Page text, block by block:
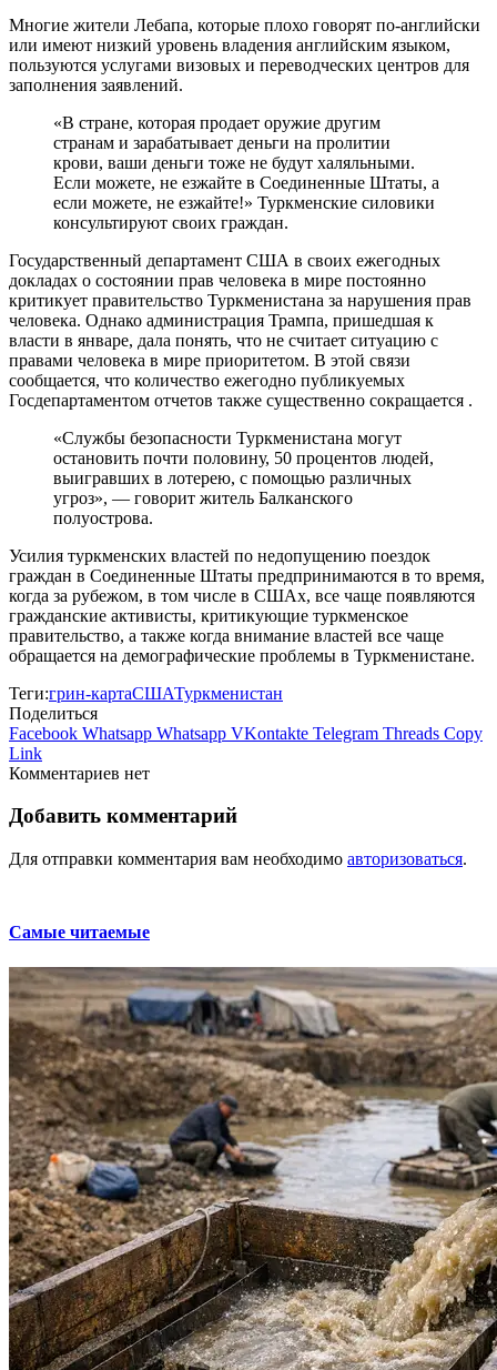
Многие жители Лебапа, которые плохо говорят по-английски
или имеют низкий уровень владения английским языком,
пользуются услугами визовых и переводческих центров для
заполнения заявлений.
«В стране, которая продает оружие другим
странам и зарабатывает деньги на пролитии
крови, ваши деньги тоже не будут халяльными.
Если можете, не езжайте в Соединенные Штаты, а
если можете, не езжайте!» Туркменские силовики
консультируют своих граждан.
Государственный департамент США в своих ежегодных
докладах о состоянии прав человека в мире постоянно
критикует правительство Туркменистана за нарушения прав
человека. Однако администрация Трампа, пришедшая к
власти в январе, дала понять, что не считает ситуацию с
правами человека в мире приоритетом. В этой связи
сообщается, что количество ежегодно публикуемых
Госдепартаментом отчетов также существенно сокращается .
«Службы безопасности Туркменистана могут
остановить почти половину, 50 процентов людей,
выигравших в лотерею, с помощью различных
угроз», — говорит житель Балканского
полуострова.
Усилия туркменских властей по недопущению поездок
граждан в Соединенные Штаты предпринимаются в то время,
когда за рубежом, в том числе в СШАх, все чаще появляются
гражданские активисты, критикующие туркменское
правительство, а также когда внимание властей все чаще
обращается на демографические проблемы в Туркменистане.
Теги:грин-картаСШАТуркменистан
Поделиться
Facebook Whatsapp Whatsapp VKontakte Telegram Threads Copy
Link
Комментариев нет
Добавить комментарий
Для отправки комментария вам необходимо авторизоваться.
Самые читаемые